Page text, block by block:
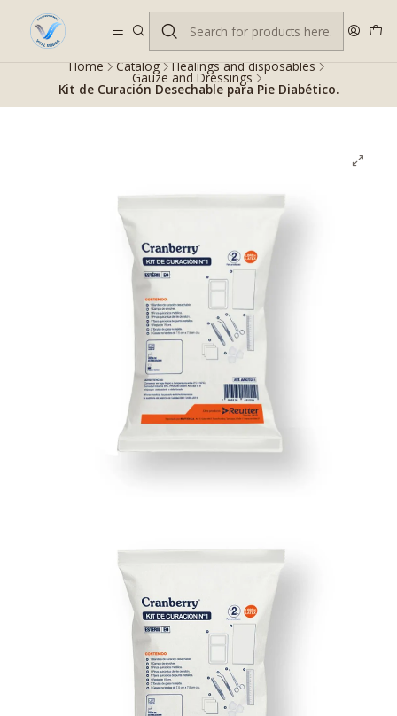
Despacho gratis en RM desde $100.000. Revisa las condiciones.
Home Catalog Healings and disposables
Gauze and Dressings
Kit de Curación Desechable para Pie Diabético.